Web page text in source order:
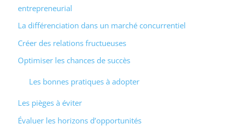
entrepreneurial
La différenciation dans un marché concurrentiel
Créer des relations fructueuses
Optimiser les chances de succès
Les bonnes pratiques à adopter
Les pièges à éviter
Évaluer les horizons d’opportunités